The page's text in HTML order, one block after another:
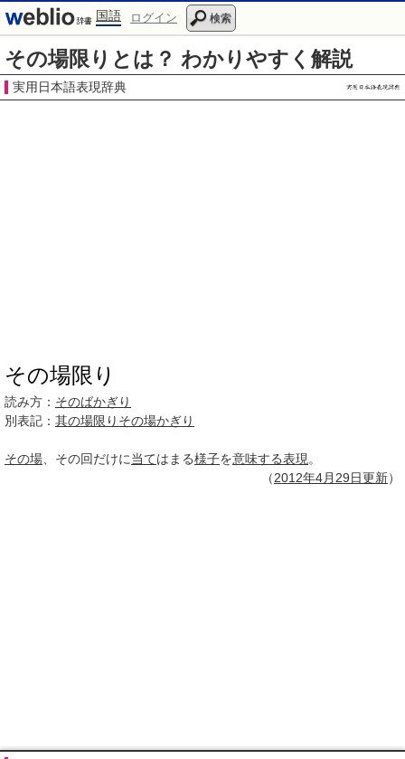
国語 ログイン 検索
その場限りとは？ わかりやすく解説
実用日本語表現辞典
その場限り
読み方： そのばかぎり
別表記： 其の場限りその場かぎり
その場 、その回だけに当てはまる様子を意味する表現 。
（2012年4月 29日更新）